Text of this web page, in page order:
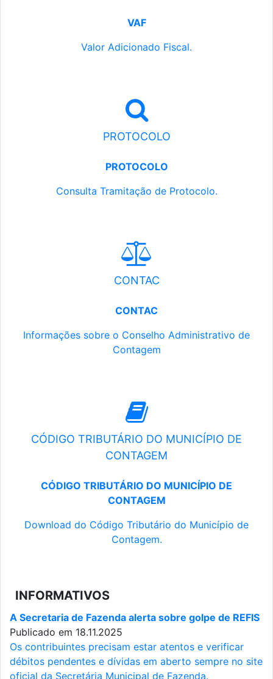
VAF
Valor Adicionado Fiscal.
PROTOCOLO
PROTOCOLO
Consulta Tramitação de Protocolo.
CONTAC
CONTAC
Informações sobre o Conselho Administrativo de
Contagem
CÓDIGO TRIBUTÁRIO DO MUNICÍPIO DE
CONTAGEM
CÓDIGO TRIBUTÁRIO DO MUNICÍPIO DE
CONTAGEM
Download do Código Tributário do Município de
Contagem.
INFORMATIVOS
A Secretaria de Fazenda alerta sobre golpe de REFIS
Publicado em 18.11.2025
Os contribuintes precisam estar atentos e verificar
débitos pendentes e dívidas em aberto sempre no site
oficial da Secretária Municipal de Fazenda.